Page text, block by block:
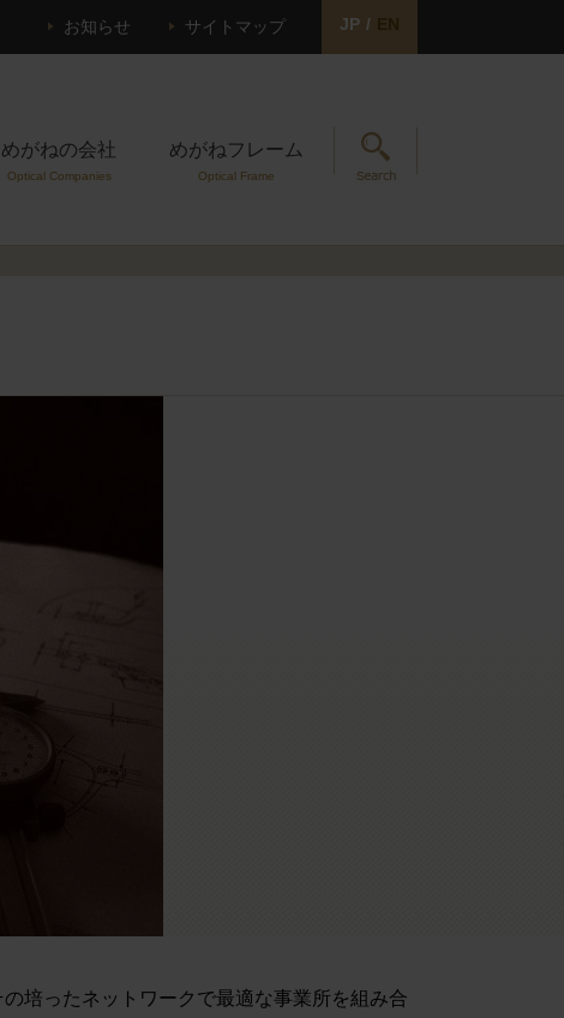
お知らせ サイトマップ JP /
めがねの会社
Optical Companies
めがねフレーム
Optical Frame
培ったネットワークで最適な事業所を組み合